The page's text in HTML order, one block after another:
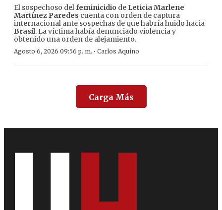
El sospechoso delfeminicidio de Leticia Marlene
Martínez Paredes cuenta con orden de captura
internacional ante sospechas de que habría huido hacia
Brasil. La víctima había denunciado violencia y
obtenido una orden de alejamiento.
Agosto 6, 2026 09:56 p. m. · Carlos Aquino
Carga Más